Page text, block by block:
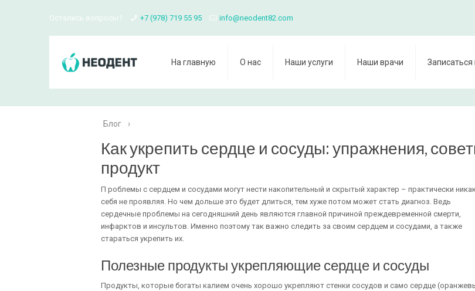
Остались вопросы? +7 (978) 719 55 95 info@neodent82.com
На главную О нас Наши услуги Наши врачи
Блог ›
Как укрепить сердце и сосуды: упражнения,
продукт
П роблемы с сердцем и сосудами могут нести накопительный и скрытый характер – практически
себя не проявляя. Но чем дольше это будет длиться, тем хуже потом может стать диагноз. Ведь
сердечные проблемы на сегодняшний день являются главной причиной преждевременной смерти,
инфарктов и инсультов. Именно поэтому так важно следить за своим сердцем и сосудами, а также
стараться укрепить их.
Полезные продукты укрепляющие сердце и сосуды
Продукты, которые богаты калием очень хорошо укрепляют стенки сосудов и само сердце